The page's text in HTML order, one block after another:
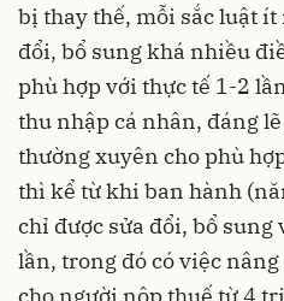
bị thay thế, mỗi sắc luật ít
đổi, bổ sung khá nhiều
phù hợp với thực tế 1-2
thu nhập cá nhân, đáng
thường xuyên cho phù
thì kể từ khi ban hành
chỉ được sửa đổi, bổ
lần, trong đó có việc